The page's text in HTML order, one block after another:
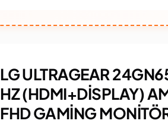
LG ULTRAGEAR
HZ (HDMI+DİSPLAY)
FHD GAMİNG